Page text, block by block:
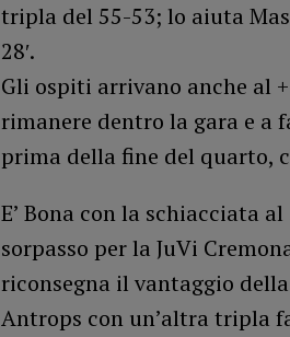
tripla del 55-53; lo aiuta
28′.
Gli ospiti arrivano anche al
rimanere dentro la gara e a
prima della fine del quarto,
E’ Bona con la schiacciata
sorpasso per la JuVi
riconsegna il vantaggio
Antrops con un’altra tripla